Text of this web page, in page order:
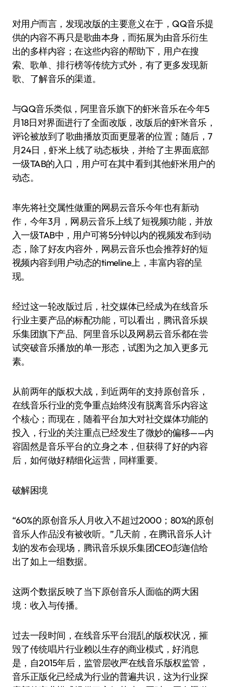
对用户而言，发现改版的主要意义在于，QQ音乐提
供的内容不再只是歌曲本身，而拓展为由音乐衍生
出的多样内容；在这些内容的帮助下，用户在搜
索、歌单、排行榜等传统方式外，有了更多发现新
歌、了解音乐的渠道。
与QQ音乐类似，阿里音乐旗下的虾米音乐在今年5
月18日对界面进行了全面改版，改版后的虾米音乐，
评论被放到了歌曲播放页面更显著的位置；随后，7
月24日，虾米上线了动态板块，并给了主界面底部
一级TAB的入口，用户可在其中看到其他虾米用户的
动态。
率先将社交属性做重的网易云音乐今年也有新动
作，今年3月，网易云音乐上线了短视频功能，并放
入一级TAB中，用户可将5分钟以内的视频发布到动
态，除了好友内容外，网易云音乐也会推荐好的短
视频内容到用户动态的timeline上，丰富内容的呈
现。
经过这一轮改版过后，社交媒体已经成为在线音乐
行业主要产品的标配功能，可以看出，腾讯音乐娱
乐集团旗下产品、阿里音乐以及网易云音乐都在尝
试突破音乐播放的单一形态，试图为之加入更多元
素。
从前两年的版权大战，到近两年的支持原创音乐，
在线音乐行业的竞争重点始终没有脱离音乐内容这
个核心；而现在，随着平台加大对社交媒体功能的
投入，行业的关注重点已经发生了微妙的偏移——内
容固然是音乐平台的立身之本，但获得了好的内容
后，如何做好精细化运营，同样重要。
破解困境
“60%的原创音乐人月收入不超过2000；80%的原创
音乐人作品没有被收听。”几天前，在腾讯音乐人计
划的发布会现场，腾讯音乐娱乐集团CEO彭迦信给
出了如上一组数据。
这两个数据反映了当下原创音乐人面临的两大困
境：收入与传播。
过去一段时间，在线音乐平台混乱的版权状况，摧
毁了传统唱片行业赖以生存的商业模式，好消息
是，自2015年后，监管层收严在线音乐版权监管，
音乐正版化已经成为行业的普遍共识，这为行业探